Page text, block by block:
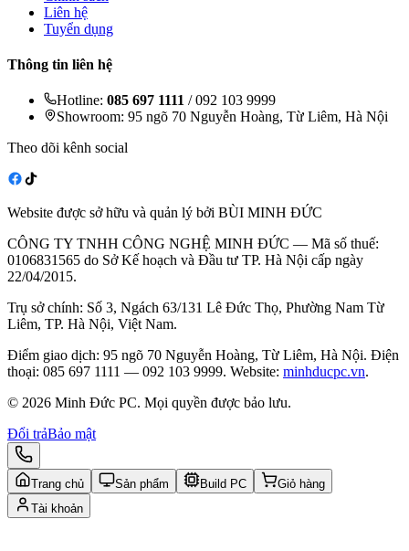
Liên hệ
Tuyển dụng
Thông tin liên hệ
Hotline: 085 697 1111 / 092 103 9999
Showroom: 95 ngõ 70 Nguyễn Hoàng, Từ Liêm, Hà Nội
Theo dõi kênh social
Website được sở hữu và quản lý bởi BÙI MINH ĐỨC
CÔNG TY TNHH CÔNG NGHỆ MINH ĐỨC — Mã số thuế:
0106831565 do Sở Kế hoạch và Đầu tư TP. Hà Nội cấp ngày
22/04/2015.
Trụ sở chính: Số 3, Ngách 63/131 Lê Đức Thọ, Phường Nam Từ
Liêm, TP. Hà Nội, Việt Nam.
Điểm giao dịch: 95 ngõ 70 Nguyễn Hoàng, Từ Liêm, Hà Nội. Điện
thoại: 085 697 1111 — 092 103 9999. Website: minhducpc.vn.
© 2026 Minh Đức PC. Mọi quyền được bảo lưu.
Đổi trảBảo mật
Trang chủ Sản phẩm Build PC
Giỏ hàng
Tài khoản